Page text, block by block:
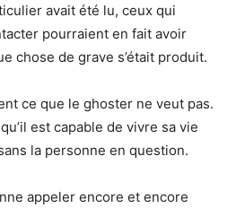
avait été lu, ceux qui
pourraient en fait avoir
chose de grave s’était produit.
ce que le ghoster ne veut pas.
est capable de vivre sa vie
la personne en question.
appeler encore et encore